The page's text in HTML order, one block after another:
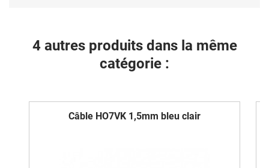
4 autres produits dans la même
catégorie :
Câble HO7VK 1,5mm bleu clair